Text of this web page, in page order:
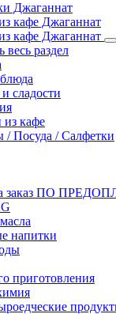
Джаганнат
кафе Джаганнат
кафе Джаганнат
весь раздел
сладости
кафе
/ Посуда / Салфетки
заказ ПО
напитки
приготовления